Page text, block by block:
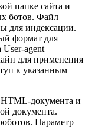
папке сайта и
ботов. Файл
для индексации.
формат для
agent
для применения
к указанным
HTML-документа и
документа.
Параметр